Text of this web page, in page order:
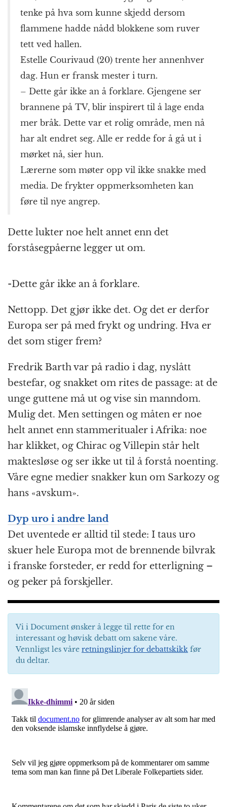
tenke på hva som kunne skjedd dersom
flammene hadde nådd blokkene som ruver
tett ved hallen.
Estelle Courivaud (20) trente her annenhver
dag. Hun er fransk mester i turn.
– Dette går ikke an å forklare. Gjengene ser
brannene på TV, blir inspirert til å lage enda
mer bråk. Dette var et rolig område, men nå
har alt endret seg. Alle er redde for å gå ut i
mørket nå, sier hun.
Lærerne som møter opp vil ikke snakke med
media. De frykter oppmerksomheten kan
føre til nye angrep.
Dette lukter noe helt annet enn det
forståsegpåerne legger ut om.
-Dette går ikke an å forklare.
Nettopp. Det gjør ikke det. Og det er derfor
Europa ser på med frykt og undring. Hva er
det som stiger frem?
Fredrik Barth var på radio i dag, nyslått
bestefar, og snakket om rites de passage: at de
unge guttene må ut og vise sin manndom.
Mulig det. Men settingen og måten er noe
helt annet enn stammeritualer i Afrika: noe
har klikket, og Chirac og Villepin står helt
maktesløse og ser ikke ut til å forstå noenting.
Våre egne medier snakker kun om Sarkozy og
hans «avskum».
Dyp uro i andre land
Det uventede er alltid til stede: I taus uro
skuer hele Europa mot de brennende bilvrak
i franske forsteder, er redd for etterligning –
og peker på forskjeller.
Vi i Document ønsker å legge til rette for en
interessant og høvisk debatt om sakene våre.
Vennligst les våre retningslinjer for debattskikk før
du deltar.